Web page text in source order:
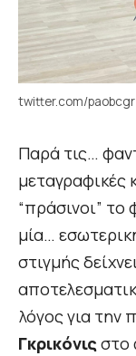
twitter.com/paobcgr
Παρά τις…
μεταγραφικές
“πράσινοι” το
μία…
στιγμής
λόγος για την
Γκρικόνις στο